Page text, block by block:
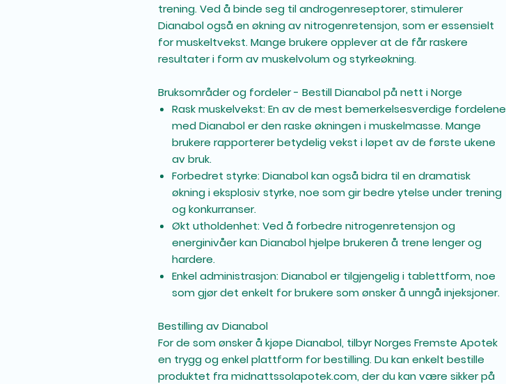
trening. Ved å binde seg til androgenreseptorer, stimulerer
Dianabol også en økning av nitrogenretensjon, som er essensielt
for muskeltvekst. Mange brukere opplever at de får raskere
resultater i form av muskelvolum og styrkeøkning.
Bruksområder og fordeler - Bestill Dianabol på nett i Norge
Rask muskelvekst: En av de mest bemerkelsesverdige fordelene
med Dianabol er den raske økningen i muskelmasse. Mange
brukere rapporterer betydelig vekst i løpet av de første ukene
av bruk.
Forbedret styrke: Dianabol kan også bidra til en dramatisk
økning i eksplosiv styrke, noe som gir bedre ytelse under trening
og konkurranser.
Økt utholdenhet: Ved å forbedre nitrogenretensjon og
energinivåer kan Dianabol hjelpe brukeren å trene lenger og
hardere.
Enkel administrasjon: Dianabol er tilgjengelig i tablettform, noe
som gjør det enkelt for brukere som ønsker å unngå injeksjoner.
Bestilling av Dianabol
For de som ønsker å kjøpe Dianabol, tilbyr Norges Fremste Apotek
en trygg og enkel plattform for bestilling. Du kan enkelt bestille
produktet fra midnattssolapotek.com, der du kan være sikker på